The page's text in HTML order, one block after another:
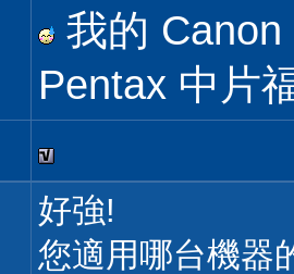
我的
Pentax 中片
好強!
您適用哪台機器